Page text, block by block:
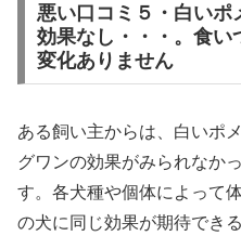
悪い口コミ５・白いポ
効果なし・・・。食い
変化ありません
ある飼い主からは、白いポ
グワンの効果がみられなか
す。各犬種や個体によって
の犬に同じ効果が期待でき